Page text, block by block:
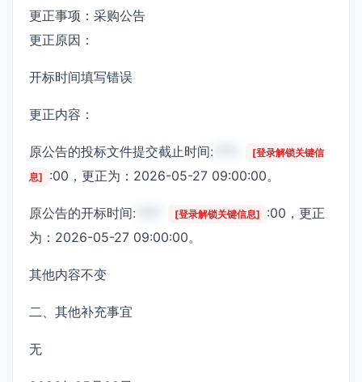
更正事项：采购公告
更正原因：
开标时间填写错误
更正内容：
原公告的投标文件提交截止时间:
[登录解锁关键信
息]
:00，更正为：2026-05-27 09:00:00。
原公告的开标时间: [登录解锁关键信息]
:00，更正
为：2026-05-27 09:00:00。
其他内容不变
二、其他补充事宜
无